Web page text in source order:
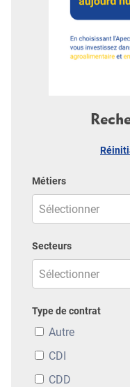
Métiers
Secteurs
Type de contrat
Autre
CDI
CDD